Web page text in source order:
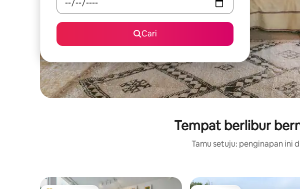
Cari
Tempat berlibur
Tamu setuju: penginapan ini